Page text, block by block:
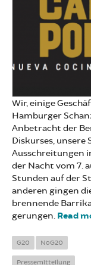
Wir, einige
Hamburger
Anbetracht der
Diskurses, unsere
Ausschreitungen
der Nacht vom 7.
Stunden auf der
anderen gingen
brennende
gerungen. Read
G20 NoG20
Pressemitteilung